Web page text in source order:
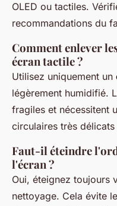
OLED ou tactiles.
recommandations du
Comment enlever
écran tactile ?
Utilisez uniquement un
légèrement humidifié.
fragiles et nécessitent
circulaires très
Faut-il éteindre
l'écran ?
Oui, éteignez toujours
nettoyage. Cela évite